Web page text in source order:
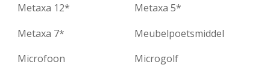
Metaxa 12*
Metaxa 5*
Metaxa 7*
Meubelpoetsmiddel
Microfoon
Microgolf